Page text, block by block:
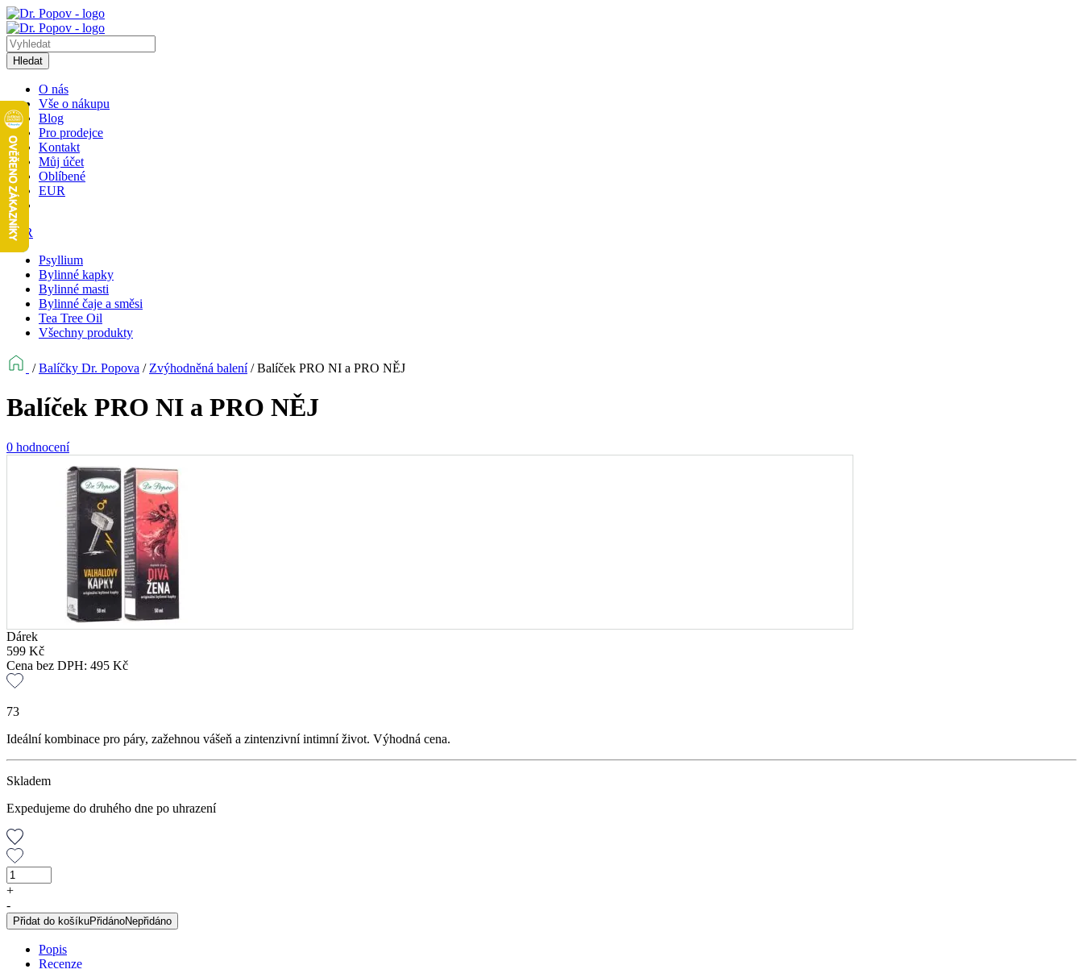
Hledat
O nás
Vše o nákupu
Blog
Pro prodejce
Kontakt
Můj účet
Oblíbené
EUR
EUR
Psyllium
Bylinné kapky
Bylinné masti
Bylinné čaje a směsi
Tea Tree Oil
Všechny produkty
/Balíčky Dr. Popova / Zvýhodněná balení/Balíček PRO NI a PRO NĚJ
Balíček PRO NI a PRO NĚJ
0 hodnocení
Dárek
599 Kč
Cena bez DPH: 495 Kč
73
Ideální kombinace pro páry, zažehnou vášeň a zintenzivní intimní život. Výhodná cena.
Skladem
Expedujeme do druhého dne po uhrazení
Balíček
PRO
a
PRO
NĚJ
množství
+
-
Přidat do košíkuPřidánoNepřidáno
Popis
Recenze